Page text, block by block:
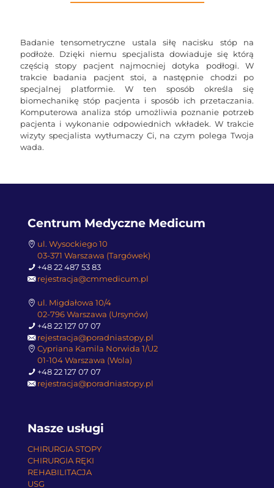
Badanie tensometryczne ustala siłę nacisku stóp na
podłoże. Dzięki niemu specjalista dowiaduje się którą
częścią stopy pacjent najmocniej dotyka podłogi. W
trakcie badania pacjent stoi, a następnie chodzi po
specjalnej platformie. W ten sposób określa się
biomechanikę stóp pacjenta i sposób ich przetaczania.
Komputerowa analiza stóp umożliwia poznanie potrzeb
pacjenta i wykonanie odpowiednich wkładek. W trakcie
wizyty specjalista wytłumaczy Ci, na czym polega Twoja
wada.
Centrum Medyczne Medicum
ul. Wysockiego 10
03-371 Warszawa (Targówek)
+48 22 487 53 83
rejestracja@cmmedicum.pl
ul. Migdałowa 10/4
02-796 Warszawa (Ursynów)
+48 22 127 07 07
rejestracja@poradniastopy.pl
Cypriana Kamila Norwida 1/U2
01-104 Warszawa (Wola)
+48 22 127 07 07
rejestracja@poradniastopy.pl
Nasze usługi
CHIRURGIA STOPY
CHIRURGIA RĘKI
REHABILITACJA
USG